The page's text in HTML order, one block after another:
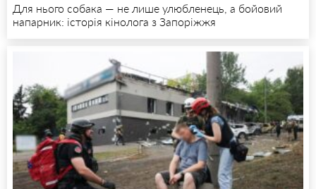
Для нього собака — не лише улюбленець, а бойовий
напарник: історія кінолога з Запоріжжя